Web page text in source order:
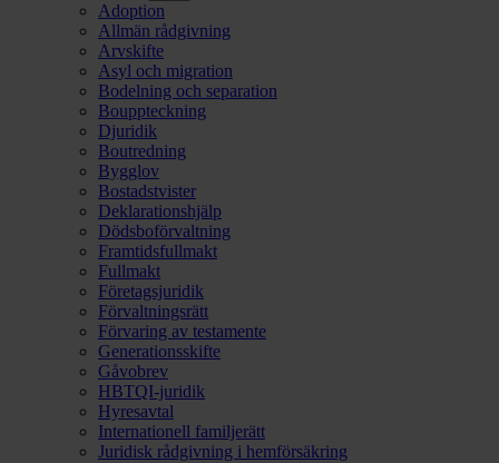
Adoption
Allmän rådgivning
Arvskifte
Asyl och migration
Bodelning och separation
Bouppteckning
Djuridik
Boutredning
Bygglov
Bostadstvister
Deklarationshjälp
Dödsboförvaltning
Framtidsfullmakt
Fullmakt
Företagsjuridik
Förvaltningsrätt
Förvaring av testamente
Generationsskifte
Gåvobrev
HBTQI-juridik
Hyresavtal
Internationell familjerätt
Juridisk rådgivning i hemförsäkring